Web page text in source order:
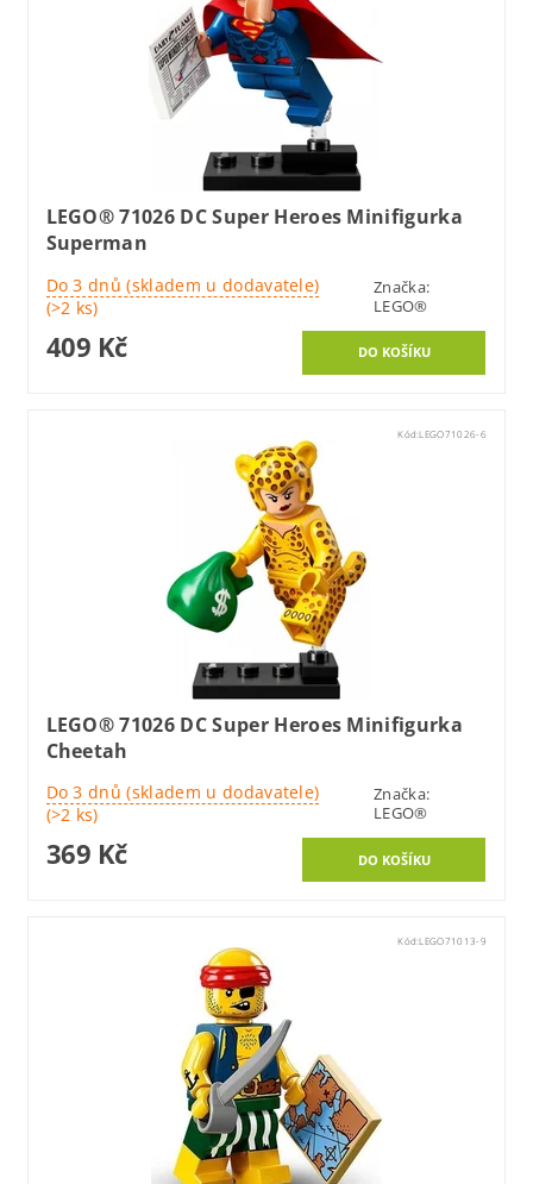
LEGO® 71026 DC Super Heroes Minifigurka
Superman
Do 3 dnů (skladem u dodavatele)
(>2 ks)
Značka:
LEGO®
409 Kč
Kód:LEGO71026-6
LEGO® 71026 DC Super Heroes Minifigurka
Cheetah
Do 3 dnů (skladem u dodavatele)
(>2 ks)
Značka:
LEGO®
369 Kč
Kód:LEGO71013-9